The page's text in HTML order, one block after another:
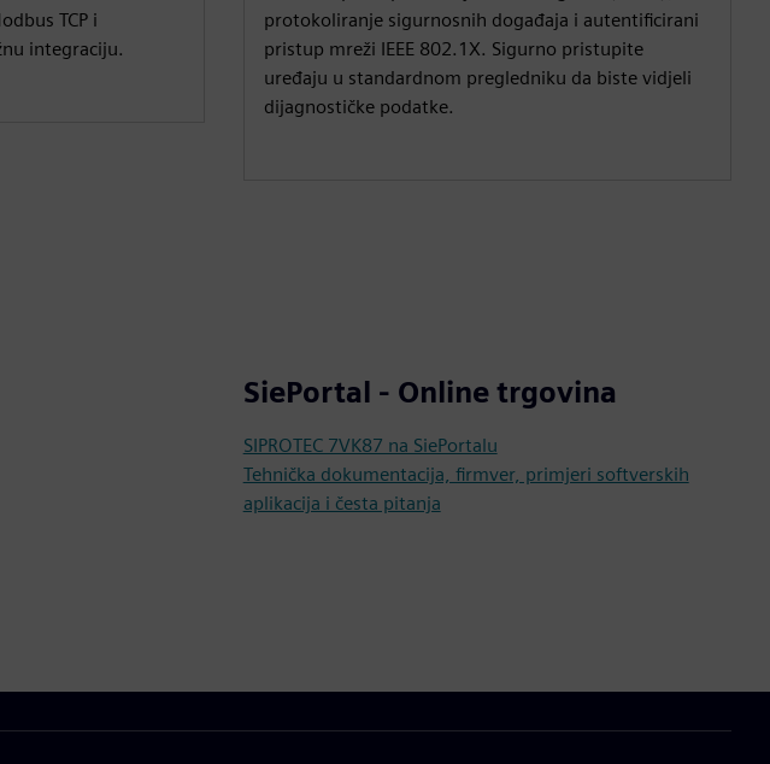
TCP i
integraciju.
protokoliranje sigurnosnih događaja i autentificirani
pristup mreži IEEE 802.1X. Sigurno pristupite
uređaju u standardnom pregledniku da biste vidjeli
dijagnostičke podatke.
SiePortal - Online trgovina
SIPROTEC 7VK87 na SiePortalu
Tehnička dokumentacija, firmver, primjeri softverskih
aplikacija i česta pitanja